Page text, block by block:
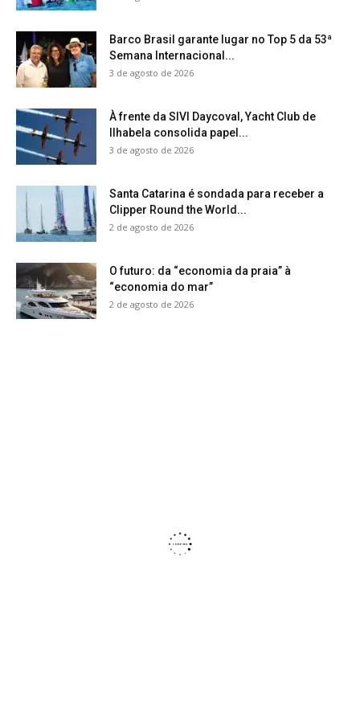
Barco Brasil garante lugar no Top 5 da 53ª
Semana Internacional...
3 de agosto de 2026
À frente da SIVI Daycoval, Yacht Club de
Ilhabela consolida papel...
3 de agosto de 2026
Santa Catarina é sondada para receber a
Clipper Round the World...
2 de agosto de 2026
O futuro: da “economia da praia” à
“economia do mar”
2 de agosto de 2026